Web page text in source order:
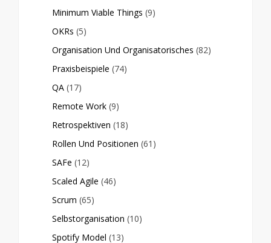
Minimum Viable Things (9)
OKRs (5)
Organisation Und Organisatorisches (82)
Praxisbeispiele (74)
QA (17)
Remote Work (9)
Retrospektiven (18)
Rollen Und Positionen (61)
SAFe (12)
Scaled Agile (46)
Scrum (65)
Selbstorganisation (10)
Spotify Model (13)